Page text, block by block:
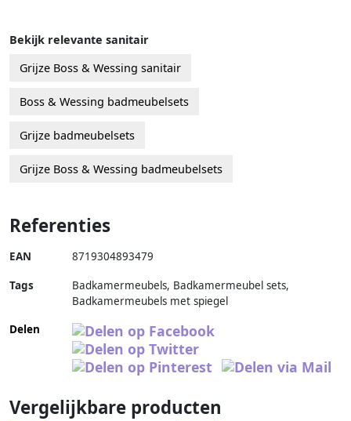
Bekijk relevante sanitair
Grijze Boss & Wessing sanitair
Boss & Wessing badmeubelsets
Grijze badmeubelsets
Grijze Boss & Wessing badmeubelsets
Referenties
EAN 8719304893479
Tags
Badkamermeubels, Badkamermeubel sets,
Badkamermeubels met spiegel
Delen
Vergelijkbare producten